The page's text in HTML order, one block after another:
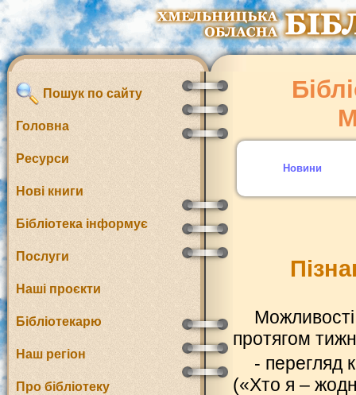
Пошук по сайту
Головна
Ресурси
Нові книги
Бібліотека інформує
Послуги
Наші проєкти
Бібліотекарю
Наш регіон
Про бібліотеку
Новини
протягом
- перегляд
(«Хто я –